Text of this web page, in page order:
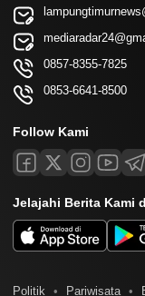
0857-8355-7825
0853-6641-8500
Follow Kami
Jelajahi Berita Kami
Politik Pariwisata